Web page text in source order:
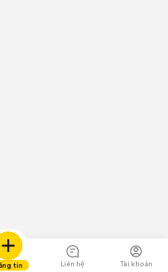
tin Liên hệ Tài khoản